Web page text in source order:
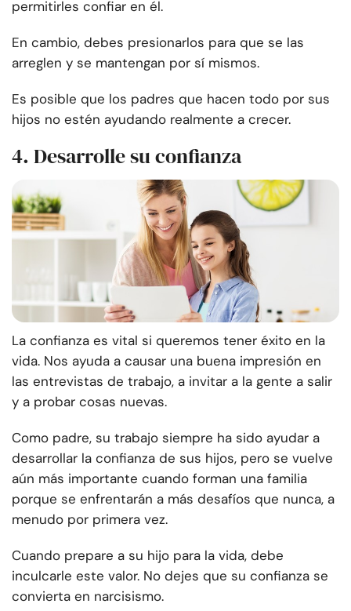
permitirles confiar en él.
En cambio, debes presionarlos para que se las
arreglen y se mantengan por sí mismos.
Es posible que los padres que hacen todo por sus
hijos no estén ayudando realmente a crecer.
4. Desarrolle su confianza
La confianza es vital si queremos tener éxito en la
vida. Nos ayuda a causar una buena impresión en
las entrevistas de trabajo, a invitar a la gente a salir
y a probar cosas nuevas.
Como padre, su trabajo siempre ha sido ayudar a
desarrollar la confianza de sus hijos, pero se vuelve
aún más importante cuando forman una familia
porque se enfrentarán a más desafíos que nunca, a
menudo por primera vez.
Cuando prepare a su hijo para la vida, debe
inculcarle este valor. No dejes que su confianza se
convierta en narcisismo.